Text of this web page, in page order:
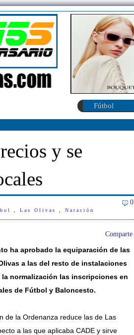
Fútbol
y se
0
Las Olivas Natación
Comparte
ha aprobado la equiparación de las
a las del resto de instalaciones
normalización las inscripciones en
de Fútbol y Baloncesto.
de la Ordenanza reduce las de Las
a las que aplicaba CADE y sirve